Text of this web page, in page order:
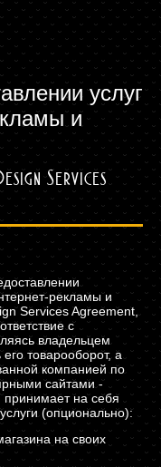
услуг
и
Services
рекламы и
Services Agreement,
с
владельцем
товарооборот, а
компанией по
сайтами -
на себя
(опционально):
на своих